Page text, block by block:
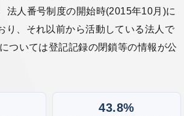
法人番号制度の開始時(2015年10月)に
り、それ以前から活動している法人で
ついては登記記録の閉鎖等の情報が公
43.8%